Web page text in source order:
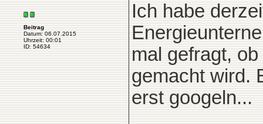
Beitrag
Datum: 06.07.2015
Uhrzeit: 00:01
ID: 54634
Ich habe
mal gefragt,
gemacht wird.
erst googeln...